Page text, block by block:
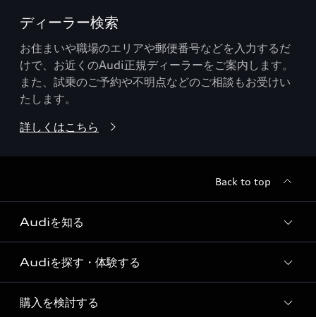
ディーラー検索
お住まいや職場のエリアや郵便番号などを入力するだ
けで、お近くのAudi正規ディーラーをご案内します。
また、試乗のご予約や不明点などのご相談もお受けい
たします。
詳しくはこちら
Back to top
Audiを知る
Audi ブランド
Story of Progress
Audiを探す・体験する
ディーラー検索
購入を検討する